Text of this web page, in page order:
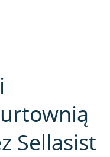
Sellasist